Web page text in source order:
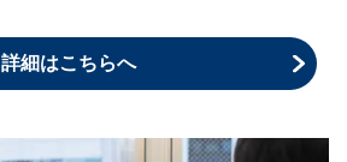
詳細はこちらへ